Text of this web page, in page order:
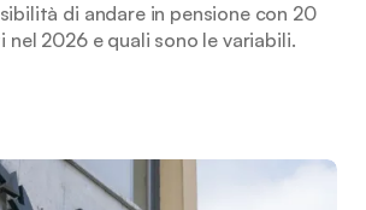
di andare in pensione con 20
2026 e quali sono le variabili.